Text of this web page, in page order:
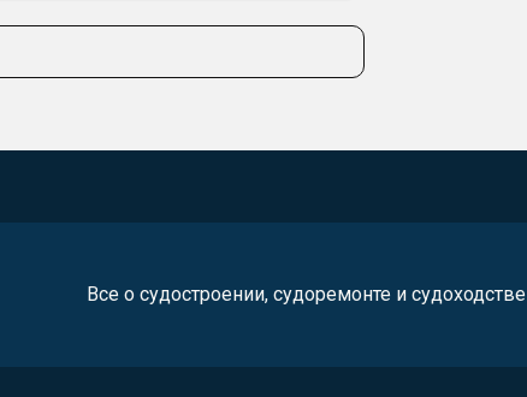
Все о судостроении, судоремонте и судоходстве